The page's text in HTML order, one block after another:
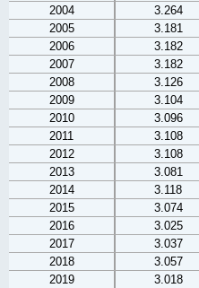
2004
3.264
2005
3.181
2006
3.182
2007
3.182
2008
3.126
2009
3.104
2010
3.096
2011
3.108
2012
3.108
2013
3.081
2014
3.118
2015
3.074
2016
3.025
2017
3.037
2018
3.057
2019
3.018